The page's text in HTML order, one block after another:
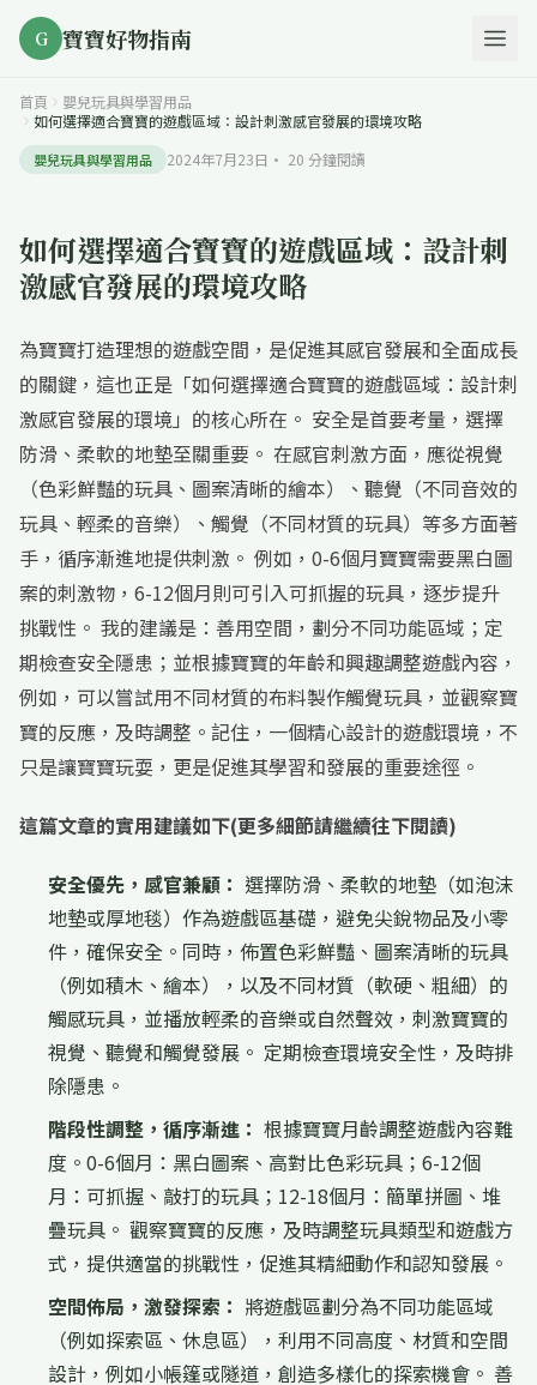
G 寶寶好物指南
首頁
嬰兒玩具與學習用品
如何選擇適合寶寶的遊戲區域：設計刺激感官發展的環境攻略
嬰兒玩具與學習用品 2024年7月23日 · 20 分鐘閱讀
如何選擇適合寶寶的遊戲區域：設計刺
激感官發展的環境攻略
為寶寶打造理想的遊戲空間，是促進其感官發展和全面成長
的關鍵，這也正是「如何選擇適合寶寶的遊戲區域：設計刺
激感官發展的環境」的核心所在。 安全是首要考量，選擇
防滑、柔軟的地墊至關重要。 在感官刺激方面，應從視覺
（色彩鮮豔的玩具、圖案清晰的繪本）、聽覺（不同音效的
玩具、輕柔的音樂）、觸覺（不同材質的玩具）等多方面著
手，循序漸進地提供刺激。 例如，0-6個月寶寶需要黑白圖
案的刺激物，6-12個月則可引入可抓握的玩具，逐步提升
挑戰性。 我的建議是：善用空間，劃分不同功能區域；定
期檢查安全隱患；並根據寶寶的年齡和興趣調整遊戲內容，
例如，可以嘗試用不同材質的布料製作觸覺玩具，並觀察寶
寶的反應，及時調整。記住，一個精心設計的遊戲環境，不
只是讓寶寶玩耍，更是促進其學習和發展的重要途徑。
這篇文章的實用建議如下(更多細節請繼續往下閱讀)
安全優先，感官兼顧： 選擇防滑、柔軟的地墊（如泡沫
地墊或厚地毯）作為遊戲區基礎，避免尖銳物品及小零
件，確保安全。同時，佈置色彩鮮豔、圖案清晰的玩具
（例如積木、繪本），以及不同材質（軟硬、粗細）的
觸感玩具，並播放輕柔的音樂或自然聲效，刺激寶寶的
視覺、聽覺和觸覺發展。 定期檢查環境安全性，及時排
除隱患。
階段性調整，循序漸進： 根據寶寶月齡調整遊戲內容難
度。0-6個月：黑白圖案、高對比色彩玩具；6-12個
月：可抓握、敲打的玩具；12-18個月：簡單拼圖、堆
疊玩具。 觀察寶寶的反應，及時調整玩具類型和遊戲方
式，提供適當的挑戰性，促進其精細動作和認知發展。
空間佈局，激發探索： 將遊戲區劃分為不同功能區域
（例如探索區、休息區），利用不同高度、材質和空間
設計，例如小帳篷或隧道，創造多樣化的探索機會。 善